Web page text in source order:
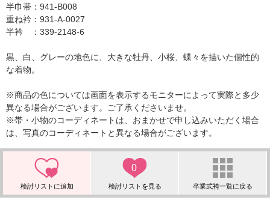
半巾帯：941-B008
重ね衿：931-A-0027
半衿 ：339-2148-6
黒、白、グレーの地色に、大きな牡丹、小桜、蝶々を描いた個性的
な着物。
※商品の色については画面を表示するモニターによって実際と多少
異なる場合がございます。ご了承くださいませ。
※帯・小物のコーディネートは、おまかせで申し込みいただく場合
は、写真のコーディネートと異なる場合がございます。
0